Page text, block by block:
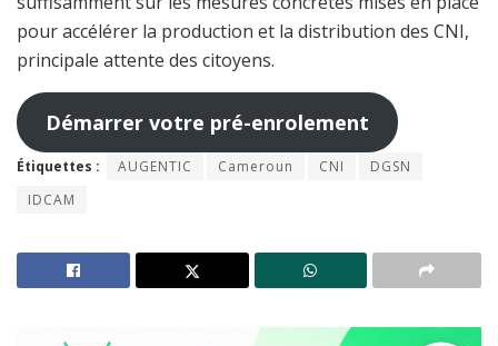
pour accélérer la production et la distribution des CNI,
principale attente des citoyens.
Démarrer votre pré-enrolement
Étiquettes : AUGENTIC Cameroun CNI
DGSN
IDCAM